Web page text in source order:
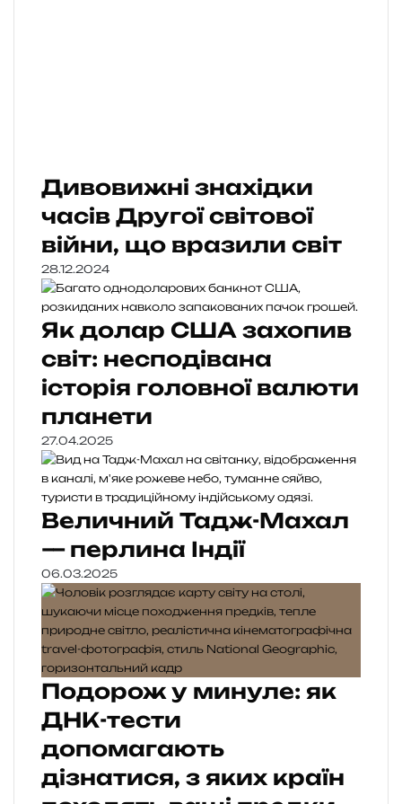
Дивовижні знахідки
часів Другої світової
війни, що вразили світ
28.12.2024
Як долар США захопив
світ: несподівана
історія головної валюти
планети
27.04.2025
Величний Тадж-Махал
— перлина Індії
06.03.2025
Подорож у минуле: як
ДНК-тести
допомагають
дізнатися, з яких країн